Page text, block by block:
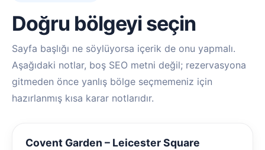
Doğru bölgeyi seçin
Sayfa başlığı ne söylüyorsa içerik de onu yapmalı.
Aşağıdaki notlar, boş SEO metni değil; rezervasyona
gitmeden önce yanlış bölge seçmemeniz için
hazırlanmış kısa karar notlarıdır.
Covent Garden – Leicester Square